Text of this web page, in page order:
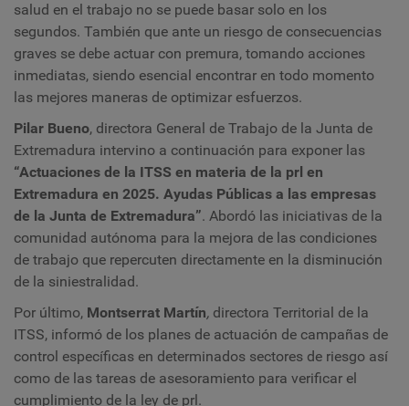
salud en el trabajo no se puede basar solo en los
segundos. También que ante un riesgo de consecuencias
graves se debe actuar con premura, tomando acciones
inmediatas, siendo esencial encontrar en todo momento
las mejores maneras de optimizar esfuerzos.
Pilar Bueno, directora General de Trabajo de la Junta de
Extremadura intervino a continuación para exponer las
“Actuaciones de la ITSS en materia de la prl en
Extremadura en 2025. Ayudas Públicas a las empresas
de la Junta de Extremadura”. Abordó las iniciativas de la
comunidad autónoma para la mejora de las condiciones
de trabajo que repercuten directamente en la disminución
de la siniestralidad.
Por último, Montserrat Martín, directora Territorial de la
ITSS, informó de los planes de actuación de campañas de
control específicas en determinados sectores de riesgo así
como de las tareas de asesoramiento para verificar el
cumplimiento de la ley de prl.